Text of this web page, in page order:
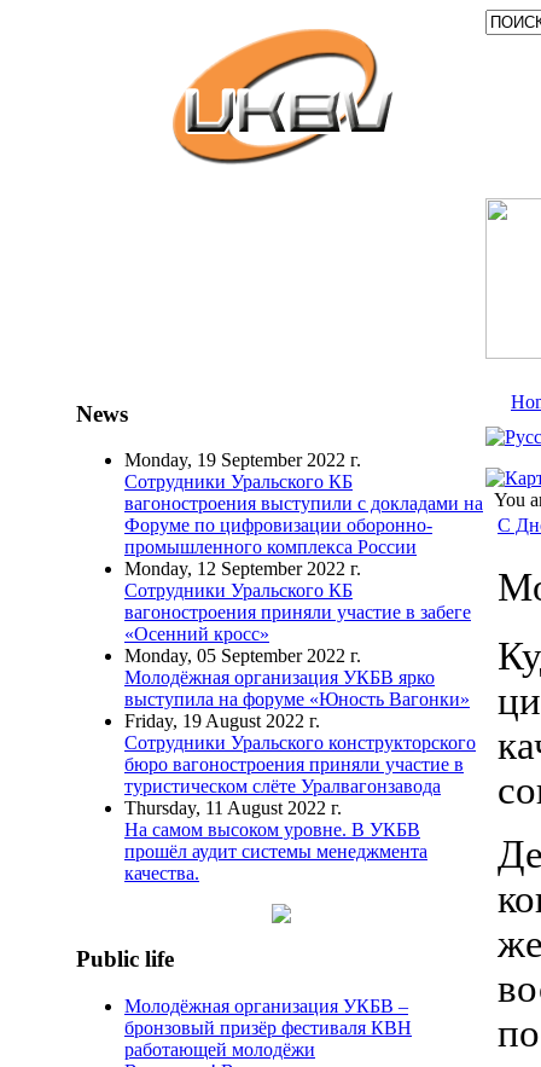
News
Monday, 19 September 2022 г.
Сотрудники Уральского КБ
вагоностроения выступили с докладами на
Форуме по цифровизации оборонно-
промышленного комплекса России
Monday, 12 September 2022 г.
Сотрудники Уральского КБ
вагоностроения приняли участие в забеге
«Осенний кросс»
Monday, 05 September 2022 г.
Молодёжная организация УКБВ ярко
выступила на форуме «Юность Вагонки»
Friday, 19 August 2022 г.
Сотрудники Уральского конструкторского
бюро вагоностроения приняли участие в
туристическом слёте Уралвагонзавода
Thursday, 11 August 2022 г.
На самом высоком уровне. В УКБВ
прошёл аудит системы менеджмента
качества.
Public life
Молодёжная организация УКБВ –
бронзовый призёр фестиваля КВН
работающей молодёжи
You
С